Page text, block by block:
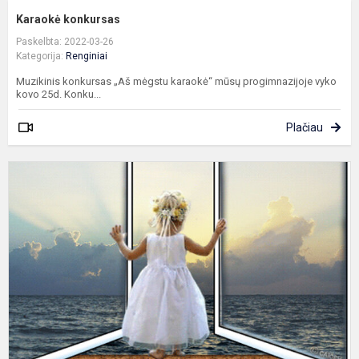
Karaokė konkursas
Paskelbta: 2022-03-26
Kategorija: Renginiai
Muzikinis konkursas „Aš mėgstu karaokė“ mūsų progimnazijoje vyko
kovo 25d. Konku...
Plačiau